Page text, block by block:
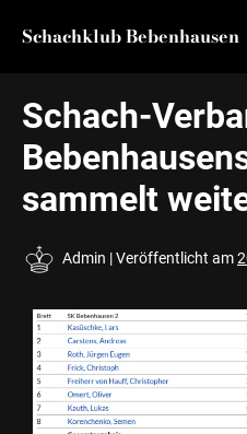
Schachklub Bebenhausen
Schach-
sammelt
Admin |Veröffentlicht am